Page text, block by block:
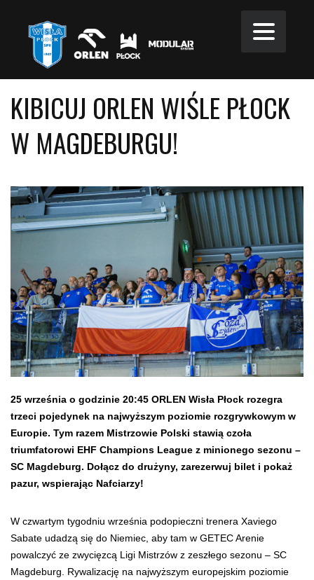
KIBICUJ ORLEN WIŚLE PŁOCK
W MAGDEBURGU!
25 września o godzinie 20:45 ORLEN Wisła Płock rozegra
trzeci pojedynek na najwyższym poziomie rozgrywkowym w
Europie. Tym razem Mistrzowie Polski stawią czoła
triumfatorowi EHF Champions League z minionego sezonu –
SC Magdeburg. Dołącz do drużyny, zarezerwuj bilet i pokaż
pazur, wspierając Nafciarzy!
W czwartym tygodniu września podopieczni trenera Xaviego
Sabate udadzą się do Niemiec, aby tam w GETEC Arenie
powalczyć ze zwycięzcą Ligi Mistrzów z zeszłego sezonu – SC
Magdeburg. Rywalizację na najwyższym europejskim poziomie